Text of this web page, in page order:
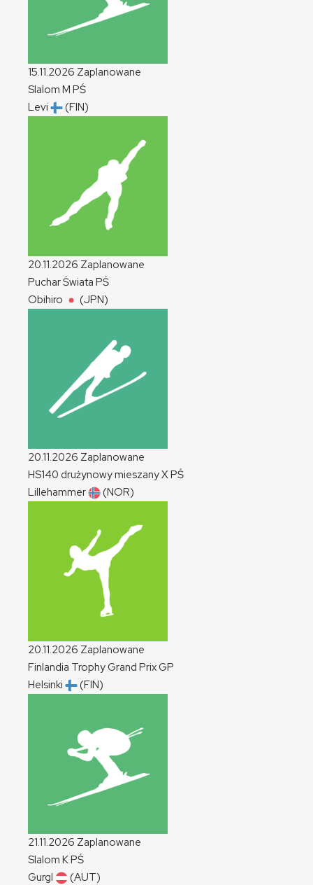
15.11.2026 Zaplanowane
Slalom M PŚ
Levi
(FIN)
20.11.2026 Zaplanowane
Puchar Świata PŚ
Obihiro
(JPN)
20.11.2026 Zaplanowane
HS140 drużynowy mieszanyXPŚ
Lillehammer
(NOR)
20.11.2026 Zaplanowane
Finlandia Trophy Grand PrixGP
Helsinki
(FIN)
21.11.2026 Zaplanowane
Slalom KPŚ
Gurgl
(AUT)